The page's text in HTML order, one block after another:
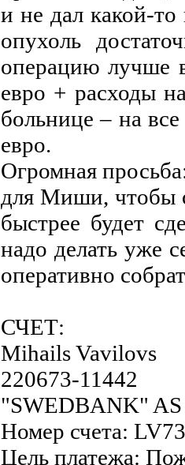
и не дал какой-
опухоль
операцию лучше
евро + расходы
больнице – на
евро.
Огромная
для Миши, чтобы
быстрее будет
надо делать уже
оперативно
СЧЕТ:
Mihails Vavilovs
220673-11442
"SWEDBANK" AS
Номер счета:
Цель платежа: